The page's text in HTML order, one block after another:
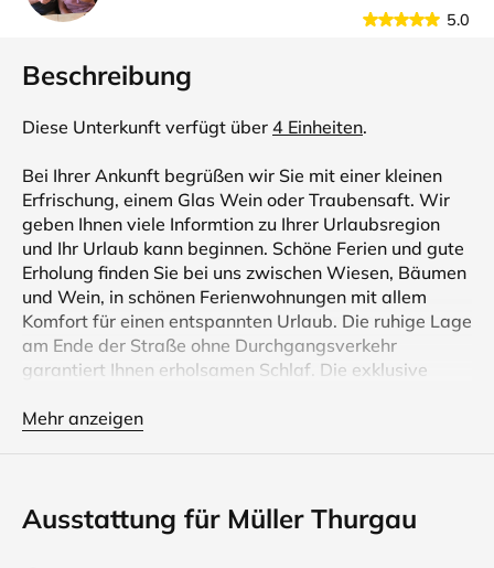
5.0
Beschreibung
Diese Unterkunft verfügt über 4 Einheiten.
Bei Ihrer Ankunft begrüßen wir Sie mit einer kleinen
Erfrischung, einem Glas Wein oder Traubensaft. Wir
geben Ihnen viele Informtion zu Ihrer Urlaubsregion
und Ihr Urlaub kann beginnen. Schöne Ferien und gute
Erholung finden Sie bei uns zwischen Wiesen, Bäumen
und Wein, in schönen Ferienwohnungen mit allem
Komfort für einen entspannten Urlaub. Die ruhige Lage
am Ende der Straße ohne Durchgangsverkehr
garantiert Ihnen erholsamen Schlaf. Die exklusive
allen Räumen die Sonne scheinen. Allergiker gerecht
Balkon oder Terrasse lassen den Urlaub bereits beim
betreten der Wohnung beginnen. Genießen Sie bereits
beim Frühstück mit Ihrer Familie auf der Terrasse die
Mehr anzeigen
Ausstattung für Müller Thurgau